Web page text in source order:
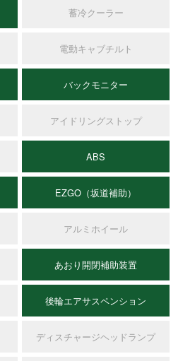
蓄冷クーラー
電動キャブチルト
バックモニター
アイドリングストップ
ABS
EZGO（坂道補助）
アルミホイール
あおり開閉補助装置
後輪エアサスペンション
ディスチャージヘッドランプ